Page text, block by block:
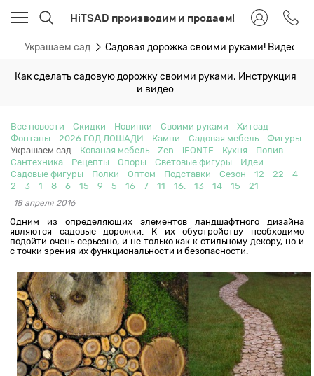
HiTSAD производим и продаем!
Украшаем сад Садовая дорожка своими руками! Видео и
Как сделать садовую дорожку своими руками. Инструкция
и видео
Все новости Скидки Новинки Своими руками
Хитсад
Фонтаны
2026 ГОД ЛОШАДИ Камни Садовая мебель
Фигуры
Украшаем сад
Кованая мебель Zen iFONTE Кухня
Полив
Сантехника
Рецепты Опоры Световые фигуры
Идеи
Садовые фигуры
Полки Оптом Подставки Сезон 12 22
4
2
3 1 8 6 15 9 5 16 7 11 16. 13 14 15 21
18 апреля 2016
Одним из определяющих элементов ландшафтного дизайна
являются садовые дорожки. К их обустройству необходимо
подойти очень серьезно, и не только как к стильному декору, но и
с точки зрения их функциональности и безопасности.